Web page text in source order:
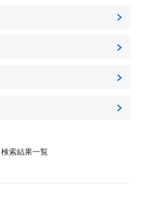
検索結果一覧